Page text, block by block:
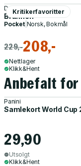
Kritikerfavoritter
Daniela Krien
Brannen
Pocket| Norsk, Bokmål
229,-208,-
Nettlager
Klikk&Hent
Anbefalt for
Panini
Samlekort World
29,90
Utsolgt
Klikk&Hent